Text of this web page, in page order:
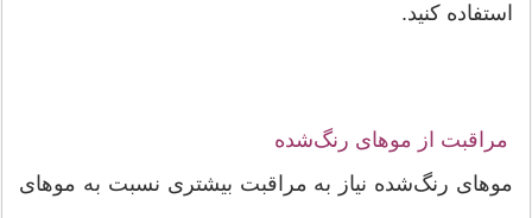
استفاده کنید.
مراقبت از موهای رنگ‌شده
موهای رنگ‌شده نیاز به مراقبت بیشتری نسبت به موهای